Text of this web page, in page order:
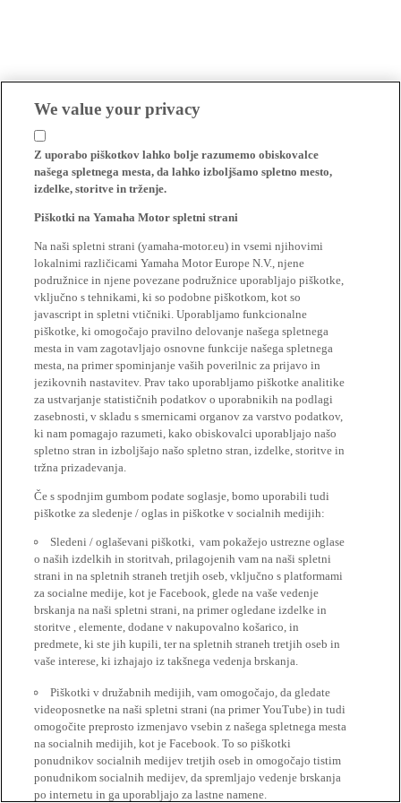
We value your privacy
Z uporabo piškotkov lahko bolje razumemo obiskovalce
našega spletnega mesta, da lahko izboljšamo spletno mesto,
izdelke, storitve in trženje.
Piškotki na Yamaha Motor spletni strani
Na naši spletni strani (yamaha-motor.eu) in vsemi njihovimi
lokalnimi različicami Yamaha Motor Europe N.V., njene
podružnice in njene povezane podružnice uporabljajo piškotke,
vključno s tehnikami, ki so podobne piškotkom, kot so
javascript in spletni vtičniki. Uporabljamo funkcionalne
piškotke, ki omogočajo pravilno delovanje našega spletnega
mesta in vam zagotavljajo osnovne funkcije našega spletnega
mesta, na primer spominjanje vaših poverilnic za prijavo in
jezikovnih nastavitev. Prav tako uporabljamo piškotke analitike
za ustvarjanje statističnih podatkov o uporabnikih na podlagi
zasebnosti, v skladu s smernicami organov za varstvo podatkov,
ki nam pomagajo razumeti, kako obiskovalci uporabljajo našo
spletno stran in izboljšajo našo spletno stran, izdelke, storitve in
tržna prizadevanja.
Če s spodnjim gumbom podate soglasje, bomo uporabili tudi
piškotke za sledenje / oglas in piškotke v socialnih medijih:
Sledeni / oglaševani piškotki, vam pokažejo ustrezne oglase
o naših izdelkih in storitvah, prilagojenih vam na naši spletni
strani in na spletnih straneh tretjih oseb, vključno s platformami
za socialne medije, kot je Facebook, glede na vaše vedenje
brskanja na naši spletni strani, na primer ogledane izdelke in
storitve , elemente, dodane v nakupovalno košarico, in
predmete, ki ste jih kupili, ter na spletnih straneh tretjih oseb in
vaše interese, ki izhajajo iz takšnega vedenja brskanja.
Piškotki v družabnih medijih, vam omogočajo, da gledate
videoposnetke na naši spletni strani (na primer YouTube) in tudi
omogočite preprosto izmenjavo vsebin z našega spletnega mesta
na socialnih medijih, kot je Facebook. To so piškotki
ponudnikov socialnih medijev tretjih oseb in omogočajo tistim
ponudnikom socialnih medijev, da spremljajo vedenje brskanja
po internetu in ga uporabljajo za lastne namene.